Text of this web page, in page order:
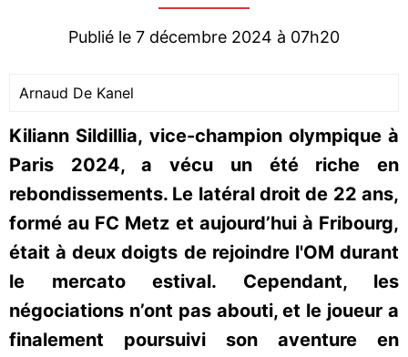
Publié le 7 décembre 2024 à 07h20
Arnaud De Kanel
Kiliann Sildillia, vice-champion olympique à
Paris 2024, a vécu un été riche en
rebondissements. Le latéral droit de 22 ans,
formé au FC Metz et aujourd’hui à Fribourg,
était à deux doigts de rejoindre l'OM durant
le mercato estival. Cependant, les
négociations n’ont pas abouti, et le joueur a
finalement poursuivi son aventure en